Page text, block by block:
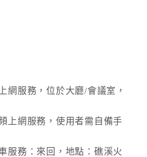
網服務，位於大廳/會議室，
上網服務，使用者需自備手
服務：來回，地點：礁溪火